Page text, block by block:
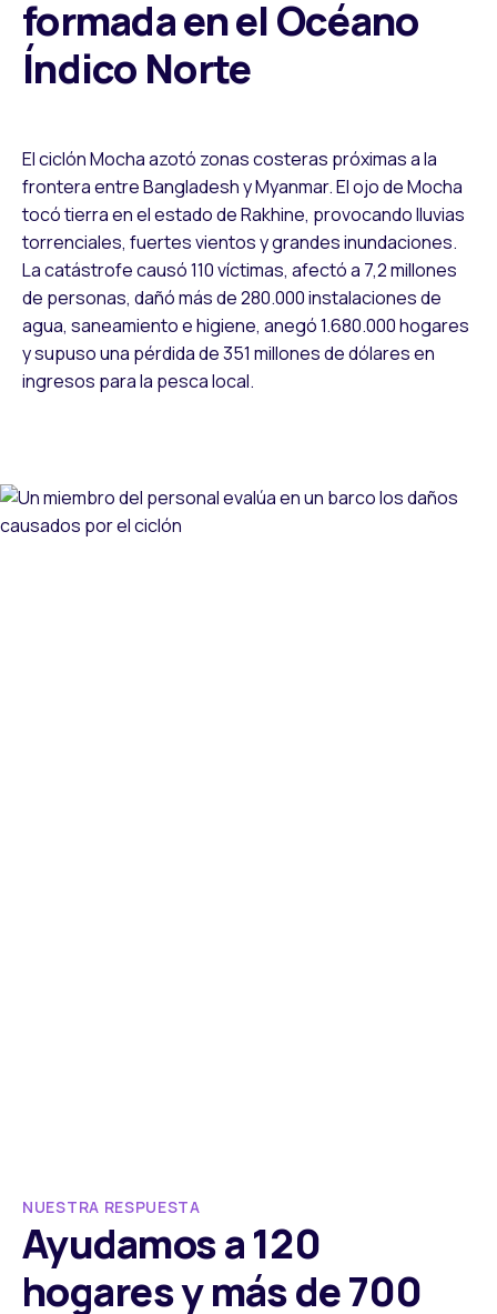
formada en el Océano
Índico Norte
El ciclón Mocha azotó zonas costeras próximas a la
frontera entre Bangladesh y Myanmar. El ojo de Mocha
tocó tierra en el estado de Rakhine, provocando lluvias
torrenciales, fuertes vientos y grandes inundaciones.
La catástrofe causó 110 víctimas, afectó a 7,2 millones
de personas, dañó más de 280.000 instalaciones de
agua, saneamiento e higiene, anegó 1.680.000 hogares
y supuso una pérdida de 351 millones de dólares en
ingresos para la pesca local.
NUESTRA RESPUESTA
Ayudamos a 120
hogares y más de 700